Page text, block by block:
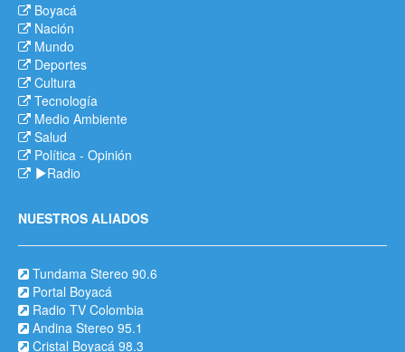
Boyacá
Nación
Mundo
Deportes
Cultura
Tecnología
Medio Ambiente
Salud
Política - Opinión
Radio
NUESTROS ALIADOS
Tundama Stereo 90.6
Portal Boyacá
Radio TV Colombia
Andina Stereo 95.1
Cristal Boyacá 98.3